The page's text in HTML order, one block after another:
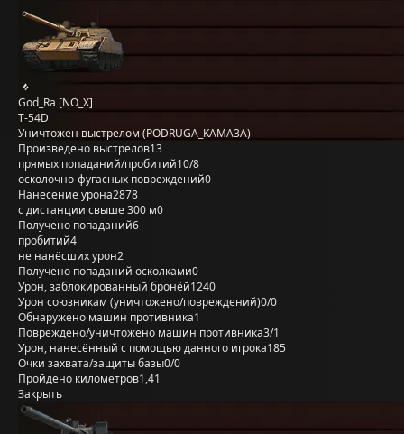
God_Ra [NO_X]
T-54D
Уничтожен выстрелом (PODRUGA_KAMA3A)
Произведено выстрелов13
прямых попаданий/пробитий10/8
осколочно-фугасных повреждений0
Нанесение урона2878
с дистанции свыше 300 м0
Получено попаданий6
пробитий4
не нанёсших урон2
Получено попаданий осколками0
Урон, заблокированный бронёй1240
Урон союзникам (уничтожено/повреждений)0/0
Обнаружено машин противника1
Повреждено/уничтожено машин противника3/1
Урон, нанесённый с помощью данного игрока185
Очки захвата/защиты базы0/0
Пройдено километров1,41
Закрыть